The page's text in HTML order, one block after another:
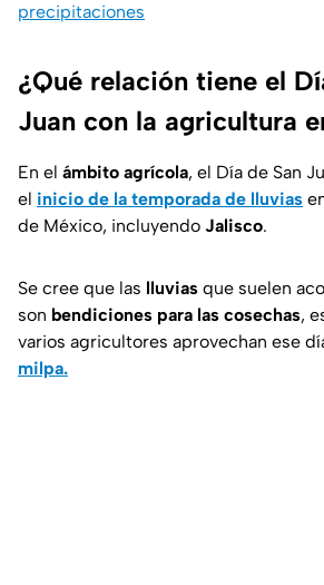
precipitaciones
¿Qué relación tiene el
Juan con la agricultura
En el ámbito agrícola, el Día de San
el inicio de la temporada de lluvias
de México, incluyendo Jalisco.
Se cree que las lluvias que suelen
son bendiciones para las cosechas,
varios agricultores aprovechan ese
milpa.